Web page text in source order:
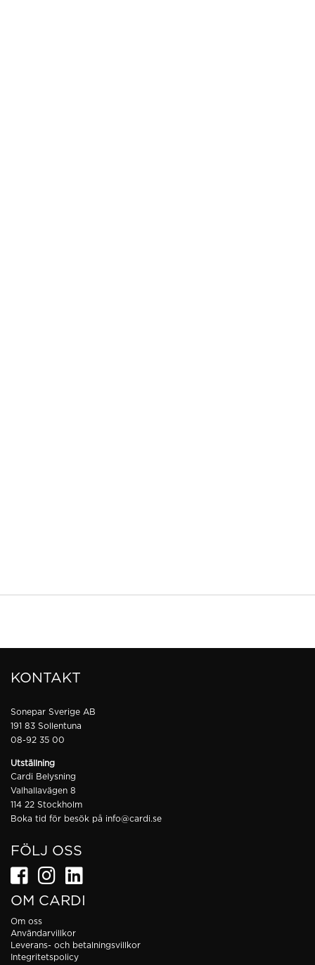
KONTAKT
Sonepar Sverige AB
191 83 Sollentuna
08-92 35 00
Utställning
Cardi Belysning
Valhallavägen 8
114 22 Stockholm
Boka tid för besök på info@cardi.se
FÖLJ OSS
OM CARDI
Om oss
Användarvillkor
Leverans- och betalningsvillkor
Integritetspolicy